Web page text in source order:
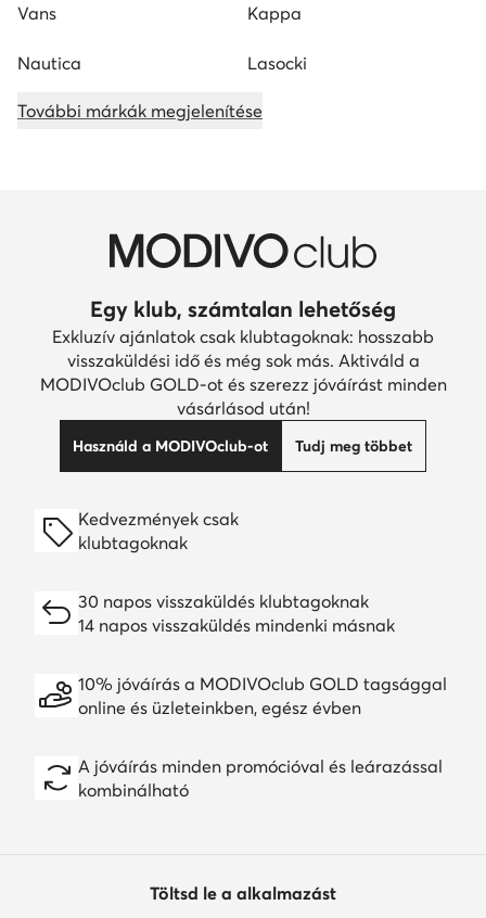
Vans Kappa
Nautica Lasocki
További márkák megjelenítése
Egy klub, számtalan lehetőség
Exkluzív ajánlatok csak klubtagoknak: hosszabb
visszaküldési idő és még sok más. Aktiváld a
MODIVOclub GOLD-ot és szerezz jóváírást minden
vásárlásod után!
Használd a MODIVOclub-ot Tudj meg többet
Kedvezmények csak
klubtagoknak
30 napos visszaküldés klubtagoknak
14 napos visszaküldés mindenki másnak
10% jóváírás a MODIVOclub GOLD tagsággal
online és üzleteinkben, egész évben
A jóváírás minden promócióval és leárazással
kombinálható
Töltsd le a alkalmazást